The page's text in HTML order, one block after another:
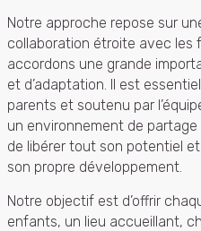
Notre approche repose sur
collaboration étroite avec les
accordons une grande
et d’adaptation. Il est
parents et soutenu par
un environnement de
de libérer tout son potentiel
son propre développement.
Notre objectif est d’offrir
enfants, un lieu accueillant,